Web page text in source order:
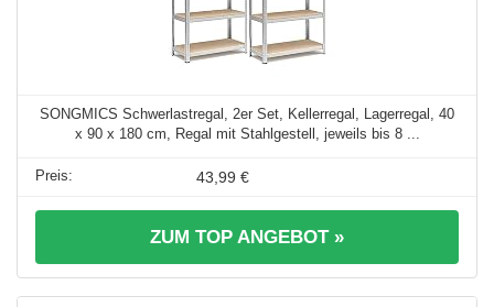
SONGMICS Schwerlastregal, 2er Set, Kellerregal, Lagerregal, 40
x 90 x 180 cm, Regal mit Stahlgestell, jeweils bis 8 ...
43,99 €
ZUM TOP ANGEBOT »